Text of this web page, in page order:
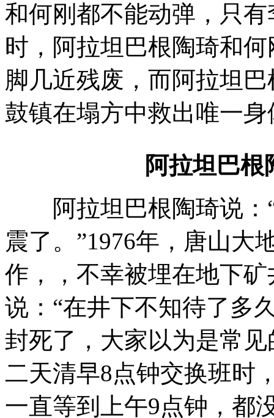
和何刚都不能动弹，只
时，阿拉坦巴根陶琦和
脚几近残废，而阿拉坦
鼓镇在塌方中救出唯一
阿拉坦巴根
阿拉坦巴根陶琦说：“
震了。”1976年，唐山大
作，，不幸被埋在地下
说：“在井下不知待了多
封死了，大家以为是常
二天清早8点钟交换班时
一直等到上午9点钟，都